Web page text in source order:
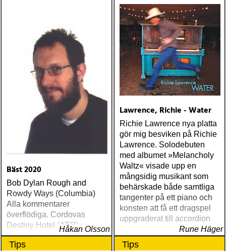
Bäst 2020
Bob Dylan Rough and
Rowdy Ways (Columbia)
Alla kommentarer
överflödiga. Cordovas
Destiny Hotel (ATO)
Världens bästa liveband
visar nu klassen även på
Håkan Olsson
Lawrence, Richie - Water
Richie Lawrence nya platta
gör mig besviken på Richie
Lawrence. Solodebuten
med albumet »Melancholy
Waltz« visade upp en
mångsidig musikant som
behärskade både samtliga
tangenter på ett piano och
konsten att få ett dragspel
uppgraderat till accordion
Rune Häger
Tips Tips